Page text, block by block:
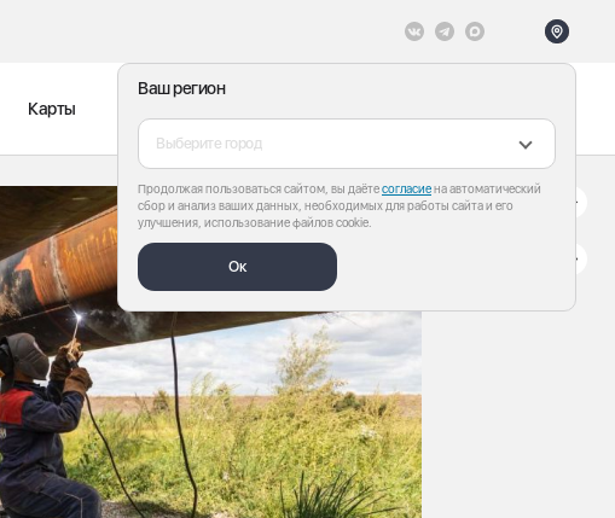
Ваш регион
Выберите город
Продолжая пользоваться сайтом, вы даётесогласиена автоматический
сбор и анализ ваших данных, необходимых для работы сайта и его
улучшения, использование файлов cookie.
Ок
Карты